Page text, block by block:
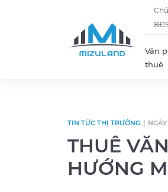
Chủ
Văn
thuê
TIN TỨC THỊ TRƯỜNG |
THUÊ
HƯỚNG